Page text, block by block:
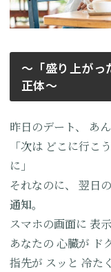
〜「盛り上がっ
正体〜
昨日のデート、 あ
「次は どこに行こ
に」
それなのに、
翌日
通知。
スマホの画面に 表
あなたの 心臓が ド
指先が スッと 冷た